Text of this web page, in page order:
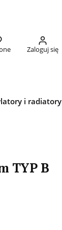
Zaloguj się
i radiatory
TYP B